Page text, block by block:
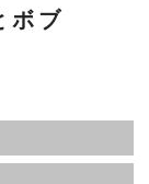
ボブ